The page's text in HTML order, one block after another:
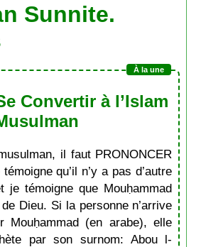
Sunnite.
Convertir à l’Islam
il faut PRONONCER
qu’il n’y a pas d’autre
je témoigne que Mouḥammad
Dieu. Si la personne n’arrive
Mouḥammad (en arabe), elle
par son surnom: Abou l-